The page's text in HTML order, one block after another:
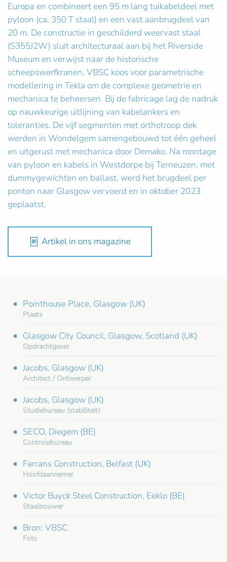
Europa en combineert een 95 m lang tuikabeldeel met
pyloon (ca. 350 T staal) en een vast aanbrugdeel van
20 m. De constructie in geschilderd weervast staal
(S355J2W) sluit architecturaal aan bij het Riverside
Museum en verwijst naar de historische
scheepswerfkranen. VBSC koos voor parametrische
modellering in Tekla om de complexe geometrie en
mechanica te beheersen. Bij de fabricage lag de nadruk
op nauwkeurige uitlijning van kabelankers en
toleranties. De vijf segmenten met orthotroop dek
werden in Wondelgem samengebouwd tot één geheel
en uitgerust met mechanica door Demako. Na montage
van pyloon en kabels in Westdorpe bij Terneuzen, met
dummygewichten en ballast, werd het brugdeel per
ponton naar Glasgow vervoerd en in oktober 2023
geplaatst.
Artikel in ons magazine
Pointhouse Place, Glasgow (UK)
Plaats
Glasgow City Council, Glasgow, Scotland (UK)
Opdrachtgever
Jacobs, Glasgow (UK)
Architect / Ontwerper
Jacobs, Glasgow (UK)
Studiebureau (stabiliteit)
SECO, Diegem (BE)
Controlebureau
Farrans Construction, Belfast (UK)
Hoofdaannemer
Victor Buyck Steel Construction, Eeklo (BE)
Staalbouwer
Bron: VBSC
Foto